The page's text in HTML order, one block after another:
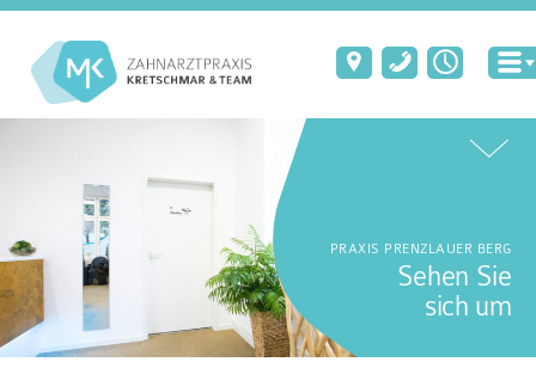
PRAXIS PRENZLAUER BERG
Sehen Sie
sich um